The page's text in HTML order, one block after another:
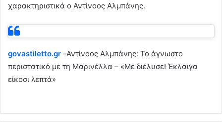
χαρακτηριστικά ο Αντίνοος Αλμπάνης.
govastiletto.gr -Αντίνοος Αλμπάνης: Το άγνωστο
περιστατικό με τη Μαρινέλλα – «Με διέλυσε! Έκλαιγα
είκοσι λεπτά»